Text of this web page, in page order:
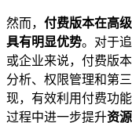
然而， 付费版本在高
具有明显优势。对于
或企业来说，付费版
分析、权限管理和第
现，有效利用付费功
过程中进一步提升资